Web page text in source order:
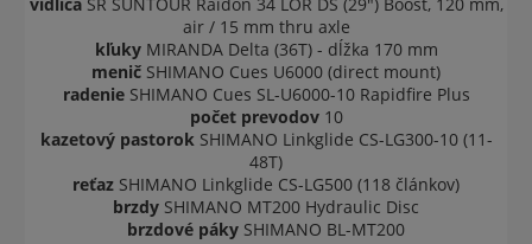
vidlicaSR SUNTOUR Raidon 34 LOR DS (29") Boost, 120 mm,
air / 15 mm thru axle
kľukyMIRANDA Delta (36T) - dĺžka 170 mm
menič SHIMANO Cues U6000 (direct mount)
radenieSHIMANO Cues SL-U6000-10 Rapidfire Plus
počet prevodov10
kazetový pastorokSHIMANO Linkglide CS-LG300-10 (11-
48T)
reťaz SHIMANO Linkglide CS-LG500 (118 článkov)
brzdy SHIMANO MT200 Hydraulic Disc
brzdové páky SHIMANO BL-MT200